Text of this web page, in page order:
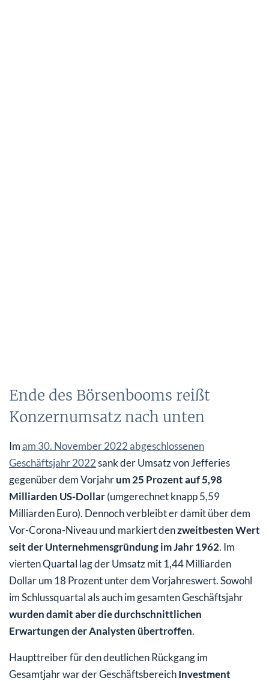
Ende des Börsenbooms reißt
Konzernumsatz nach unten
Imam 30. November 2022 abgeschlossenen
Geschäftsjahr 2022sank der Umsatz von Jefferies
gegenüber dem Vorjahrum 25 Prozent auf 5,98
Milliarden US-Dollar(umgerechnet knapp 5,59
Milliarden Euro). Dennoch verbleibt er damit über dem
Vor-Corona-Niveau und markiert denzweitbesten Wert
seit der Unternehmensgründung im Jahr 1962. Im
vierten Quartal lag der Umsatz mit 1,44 Milliarden
Dollar um 18 Prozent unter dem Vorjahreswert. Sowohl
im Schlussquartal als auch im gesamten Geschäftsjahr
wurden damit aber die durchschnittlichen
Erwartungen der Analysten übertroffen.
Haupttreiber für den deutlichen Rückgang im
Gesamtjahr war der GeschäftsbereichInvestment